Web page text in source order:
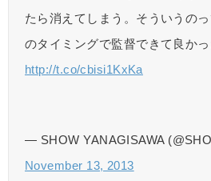
たら消えてしまう。そういうの
のタイミングで監督できて良かっ
http://t.co/cbisi1KxKa
— SHOW YANAGISAWA
November 13, 2013